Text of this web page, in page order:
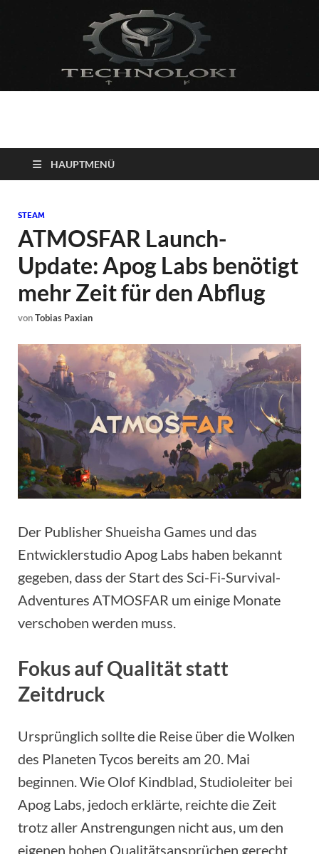
Technoloki: Gaming
und Entertainment
News
Blockbuster, Indie-Perlen und Retro-Klassiker.
HAUPTMENÜ
STEAM
ATMOSFAR Launch-
Update: Apog Labs benötigt
mehr Zeit für den Abflug
vonTobias Paxian
Der Publisher Shueisha Games und das
Entwicklerstudio Apog Labs haben bekannt
gegeben, dass der Start des Sci-Fi-Survival-
Adventures ATMOSFAR um einige Monate
verschoben werden muss.
Fokus auf Qualität statt
Zeitdruck
Ursprünglich sollte die Reise über die Wolken
des Planeten Tycos bereits am 20. Mai
beginnen. Wie Olof Kindblad, Studioleiter bei
Apog Labs, jedoch erklärte, reichte die Zeit
trotz aller Anstrengungen nicht aus, um den
eigenen hohen Qualitätsansprüchen gerecht